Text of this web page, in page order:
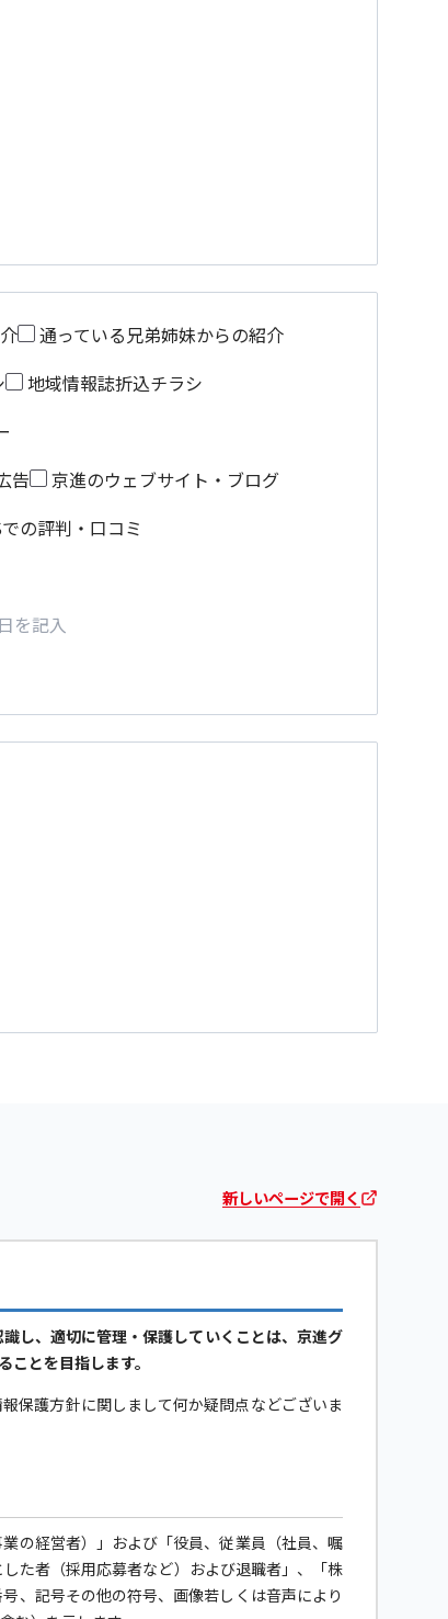
通っている兄弟姉妹からの紹介
地域情報誌折込チラシ
告
京進のウェブサイト・ブログ
の評判・口コミ
新しいページで開く
し、適切に管理・保護していくことは、京進グ
とを目指します。
保護方針に関しまして何か疑問点などございま
の経営者）」および「役員、従業員（社員、嘱
た者（採用応募者など）および退職者」、「株
、記号その他の符号、画像若しくは音声により